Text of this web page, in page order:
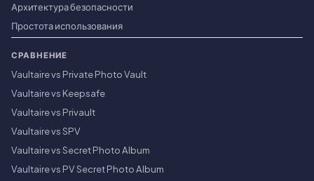
Архитектура безопасности
Простота использования
СРАВНЕНИЕ
Vaultaire vs Private Photo Vault
Vaultaire vs Keepsafe
Vaultaire vs Privault
Vaultaire vs SPV
Vaultaire vs Secret Photo Album
Vaultaire vs PV Secret Photo Album